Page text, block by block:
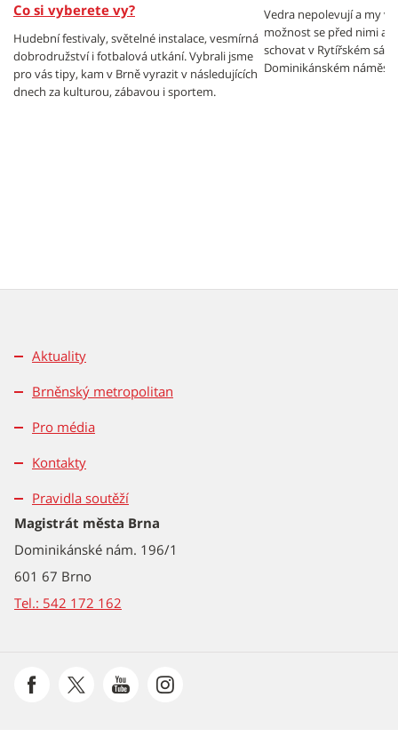
Co si vyberete vy?
Hudební festivaly, světelné instalace, vesmírná
dobrodružství i fotbalová utkání. Vybrali jsme
pro vás tipy, kam v Brně vyrazit v následujících
dnech za kulturou, zábavou i sportem.
Vedra nepolevují a my
možnost se před nimi
schovat v Rytířském
Dominikánském náměstí.
Aktuality
Brněnský metropolitan
Pro média
Kontakty
Pravidla soutěží
Magistrát města Brna
Dominikánské nám. 196/1
601 67 Brno
Tel.: 542 172 162